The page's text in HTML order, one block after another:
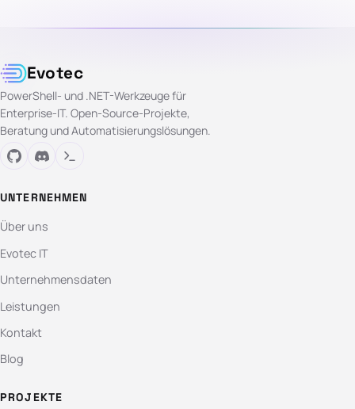
Evotec
PowerShell- und .NET-Werkzeuge für
Enterprise-IT. Open-Source-Projekte,
Beratung und Automatisierungslösungen.
UNTERNEHMEN
Über uns
Evotec IT
Unternehmensdaten
Leistungen
Kontakt
Blog
PROJEKTE